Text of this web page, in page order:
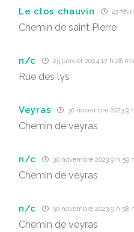
Le clos chauvin 23
Chemin de saint Pierre
n/c 25 janvier 2024 17 h 28
Rue des lys
Veyras 30 novembre 2023 9
Chemin de veyras
n/c 30 novembre 2023 9 h 59
Chemin de veyras
n/c 30 novembre 2023 9 h 58
Chemin de veyras